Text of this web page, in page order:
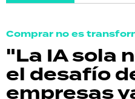
Comprar no es
"La IA sola
el desafío
empresas